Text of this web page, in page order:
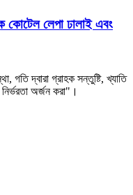
কোটেল লেপা ঢালাই এবং
গতি দ্বারা গ্রাহক সন্তুষ্টি, খ্যাতি
অর্জন করা"।